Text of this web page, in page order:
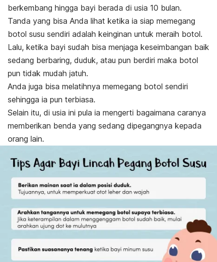
berkembang hingga bayi berada di usia 10 bulan.
Tanda yang bisa Anda lihat ketika ia siap memegang
botol susu sendiri adalah keinginan untuk meraih botol.
Lalu, ketika bayi sudah bisa menjaga keseimbangan baik
sedang berbaring, duduk, atau pun berdiri maka botol
pun tidak mudah jatuh.
Anda juga bisa melatihnya memegang botol sendiri
sehingga ia pun terbiasa.
Selain itu, di usia ini pula ia mengerti bagaimana caranya
memberikan benda yang sedang dipegangnya kepada
orang lain.